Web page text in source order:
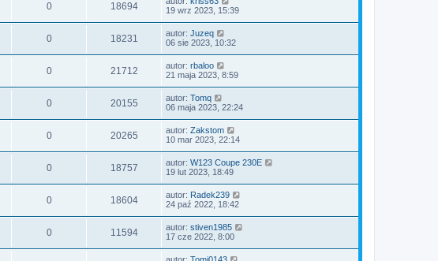
0 18694
19 wrz 2023, 15:39
0 18231 autor: Juzeq
06 sie 2023, 10:32
0 21712 autor: rbaloo
21 maja 2023, 8:59
0 20155 autor: Tomq
06 maja 2023, 22:24
0 20265 autor: Zakstom
10 mar 2023, 22:14
0 18757 autor: W123 Coupe 230E
19 lut 2023, 18:49
0 18604 autor: Radek239
24 paź 2022, 18:42
0 11594 autor: stiven1985
17 cze 2022, 8:00